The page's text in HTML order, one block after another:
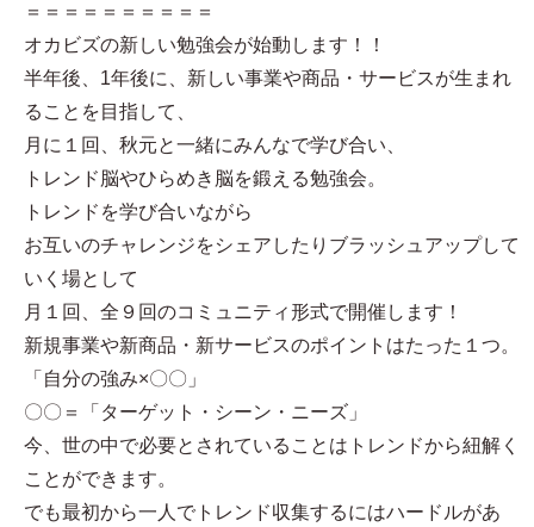
＝＝＝＝＝＝＝＝＝＝
オカビズの新しい勉強会が始動します！！
半年後、1年後に、新しい事業や商品・サービスが生まれ
ることを目指して、
月に１回、秋元と一緒にみんなで学び合い、
トレンド脳やひらめき脳を鍛える勉強会。
トレンドを学び合いながら
お互いのチャレンジをシェアしたりブラッシュアップして
いく場として
月１回、全９回のコミュニティ形式で開催します！
新規事業や新商品・新サービスのポイントはたった１つ。
「自分の強み×〇〇」
〇〇＝「ターゲット・シーン・ニーズ」
今、世の中で必要とされていることはトレンドから紐解く
ことができます。
でも最初から一人でトレンド収集するにはハードルがあ